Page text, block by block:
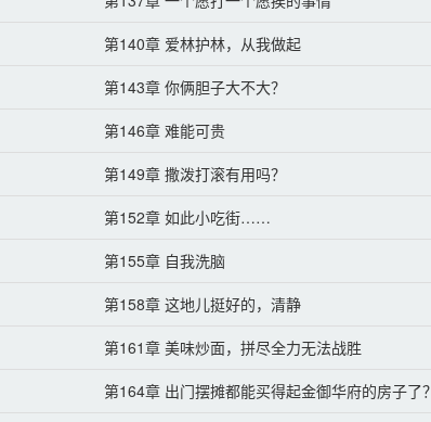
第140章 爱林护林，从我做起
第143章 你俩胆子大不大？
第146章 难能可贵
第149章 撒泼打滚有用吗？
第152章 如此小吃街……
第155章 自我洗脑
第158章 这地儿挺好的，清静
第161章 美味炒面，拼尽全力无法战胜
第164章 出门摆摊都能买得起金御华府的房子了？